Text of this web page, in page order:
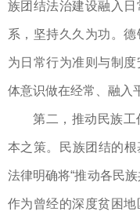
族团结法治建设融入
系，坚持久久为功。
为日常行为准则与制
体意识做在经常、融入
第二，推动民族
本之策。​民族团结的根
法律明确将“推动各民
作为曾经的深度贫困